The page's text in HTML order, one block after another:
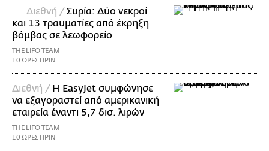
Διεθνή /Συρία: Δύο νεκροί
και 13 τραυματίες από έκρηξη
βόμβας σε λεωφορείο
THE LIFO TEAM
10 ΩΡΕΣ ΠΡΙΝ
Διεθνή / Η EasyJet συμφώνησε
να εξαγοραστεί από αμερικανική
εταιρεία έναντι 5,7 δισ. λιρών
THE LIFO TEAM
10 ΩΡΕΣ ΠΡΙΝ